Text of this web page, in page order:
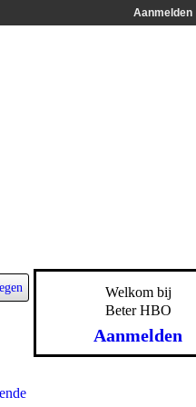
Aanmelden
Welkom bij
Beter HBO
Aanmelden